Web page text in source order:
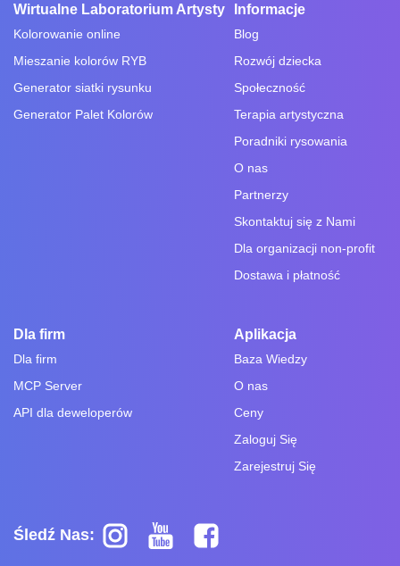
Wirtualne Laboratorium Artysty
Kolorowanie online
Mieszanie kolorów RYB
Generator siatki rysunku
Generator Palet Kolorów
Informacje
Blog
Rozwój dziecka
Społeczność
Terapia artystyczna
Poradniki rysowania
O nas
Partnerzy
Skontaktuj się z Nami
Dla organizacji non-profit
Dostawa i płatność
Dla firm
Dla firm
MCP Server
API dla deweloperów
Aplikacja
Baza Wiedzy
O nas
Ceny
Zaloguj Się
Zarejestruj Się
Śledź Nas: